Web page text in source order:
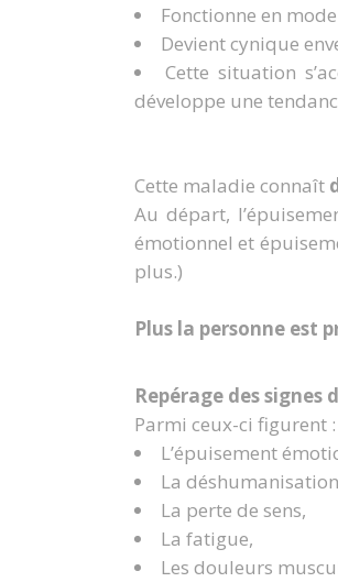
Fonctionne en
Devient cynique
Cette situation
développe une
Cette maladie connaît
Au départ,
émotionnel et
plus.)
Plus la personne est
Repérage des signes
Parmi ceux-ci figurent :
L’épuisement
La
La perte de sens,
La fatigue,
Les douleurs